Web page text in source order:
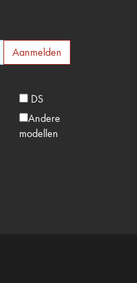
DS
Andere
modellen